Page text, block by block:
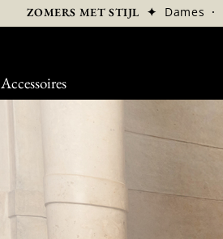
Accessoires
ZOMERS MET STIJL ✦ Dames ·